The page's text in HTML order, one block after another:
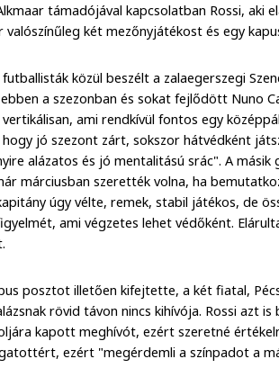
támadójával kapcsolatban Rossi, aki
valószínűleg két mezőnyjátékost és egy
közül beszélt a zalaegerszegi
a szezonban és sokat fejlődött Nuno
ami rendkívül fontos egy
hogy jó szezont zárt, sokszor hátvédként
alázatos és jó mentalitású srác". A másik
márciusban szerették volna, ha
úgy vélte, remek, stabil játékos, de
ami végzetes lehet védőként.
posztot illetően kifejtette, a két fiatal,
rövid távon nincs kihívója. Rossi azt
kapott meghívót, ezért szeretné
ezért "megérdemli a színpadot a